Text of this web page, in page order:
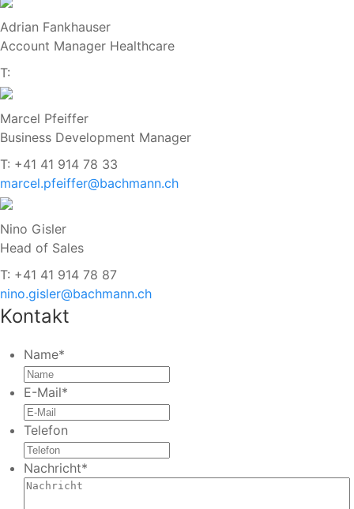
Adrian Fankhauser
Account Manager Healthcare
T:
Marcel Pfeiffer
Business Development Manager
T: +41 41 914 78 33
marcel.pfeiffer@bachmann.ch
Nino Gisler
Head of Sales
T: +41 41 914 78 87
nino.gisler@bachmann.ch
Kontakt
Name*
E-Mail*
Telefon
Nachricht*